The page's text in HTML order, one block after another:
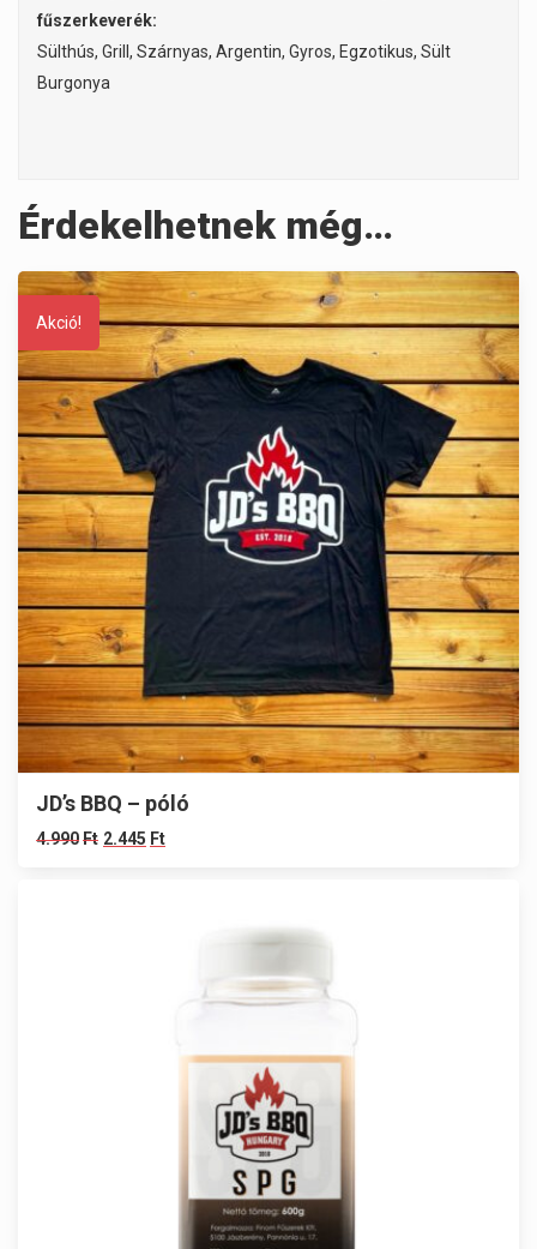
fűszerkeverék:
Sülthús, Grill, Szárnyas, Argentin, Gyros, Egzotikus, Sült
Burgonya
Érdekelhetnek még…
Akció!
JD’s BBQ – póló
4.990Ft 2.445 Ft